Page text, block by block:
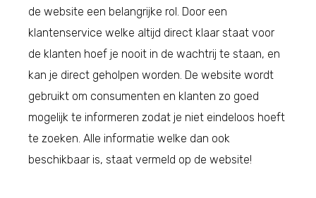
de website een belangrijke rol. Door een
klantenservice welke altijd direct klaar staat voor
de klanten hoef je nooit in de wachtrij te staan, en
kan je direct geholpen worden. De website wordt
gebruikt om consumenten en klanten zo goed
mogelijk te informeren zodat je niet eindeloos hoeft
te zoeken. Alle informatie welke dan ook
beschikbaar is, staat vermeld op de website!